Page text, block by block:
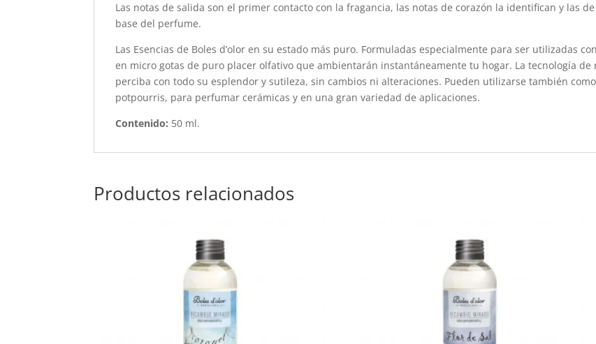
Las notas de salida son el primer contacto con la fragancia, las notas de corazón la identifican y las
base del perfume.
Las Esencias de Boles d’olor en su estado más puro. Formuladas especialmente para ser utilizadas
en micro gotas de puro placer olfativo que ambientarán instantáneamente tu hogar. La tecnología
perciba con todo su esplendor y sutileza, sin cambios ni alteraciones. Pueden utilizarse también
potpourris, para perfumar cerámicas y en una gran variedad de aplicaciones.
Contenido: 50 ml.
Productos relacionados